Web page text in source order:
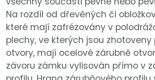
Na rozdíl od dřevěných či
které mají zafrézovány v
plechy, ve kterých jsou
otvory, mají ocelové zárubně
závoru zámku vylisován přímo v